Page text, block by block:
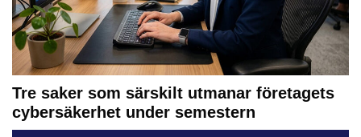
Tre saker som särskilt utmanar företagets
cybersäkerhet under semestern